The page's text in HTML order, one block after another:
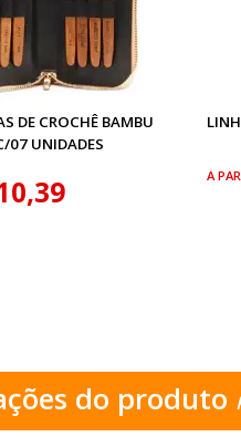
DE CROCHÊ BAMBU
07 UNIDADES
A
do produto